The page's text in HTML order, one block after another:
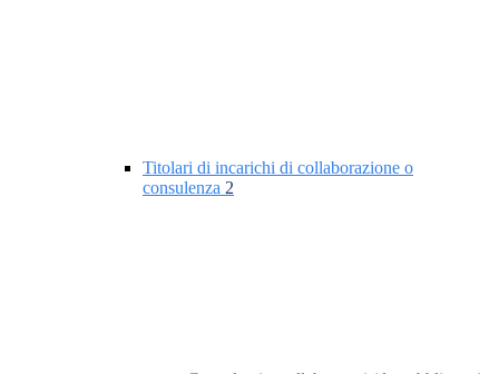
Titolari di incarichi di collaborazione o
consulenza 2